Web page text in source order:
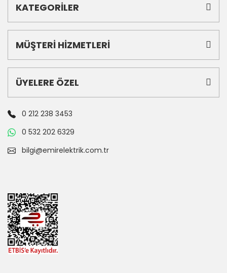
KATEGORİLER
MÜŞTERİ HİZMETLERİ
ÜYELERE ÖZEL
0 212 238 3453
0 532 202 6329
bilgi@emirelektrik.com.tr